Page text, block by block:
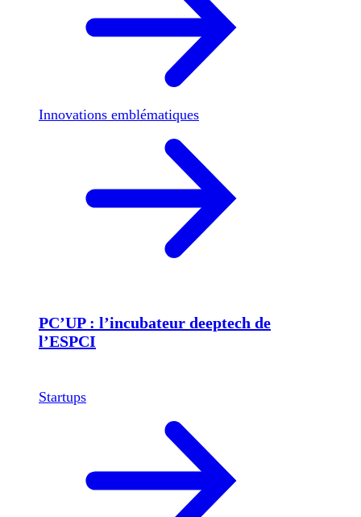
Innovations emblématiques
PC’UP : l’incubateur deeptech de
l’ESPCI
Startups